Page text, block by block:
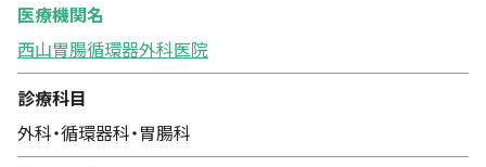
医療機関名
西山胃腸循環器外科医院
診療科目
外科・循環器科・胃腸科